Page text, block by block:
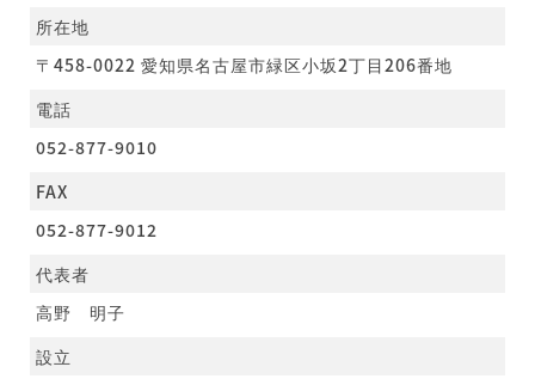
所在地
〒458-0022 愛知県名古屋市緑区小坂2丁目206番地
電話
052-877-9010
FAX
052-877-9012
代表者
高野 明子
設立